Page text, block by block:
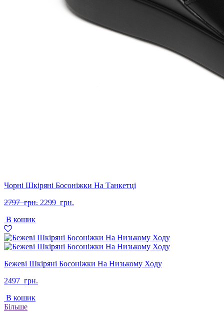
Чорні Шкіряні Босоніжки На Танкетці
2797 грн. Оригінальна
2299 грн.
В кошик
Бежеві Шкіряні Босоніжки На Низькому Ходу
2497 грн.
В кошик
Більше